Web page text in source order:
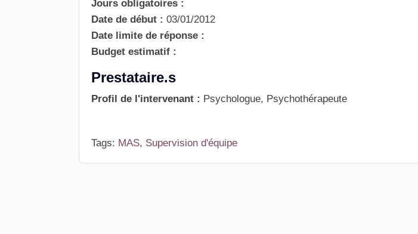
Jours obligatoires :
Date de début : 03/01/2012
Date limite de réponse :
Budget estimatif :
Prestataire.s
Profil de l'intervenant : Psychologue, Psychothérapeute
Tags: MAS, Supervision d'équipe